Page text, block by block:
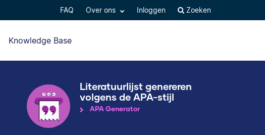
FAQ Over ons Inloggen Zoeken
Knowledge Base
Literatuurlijst genereren
volgens de APA-stijl
APA Generator